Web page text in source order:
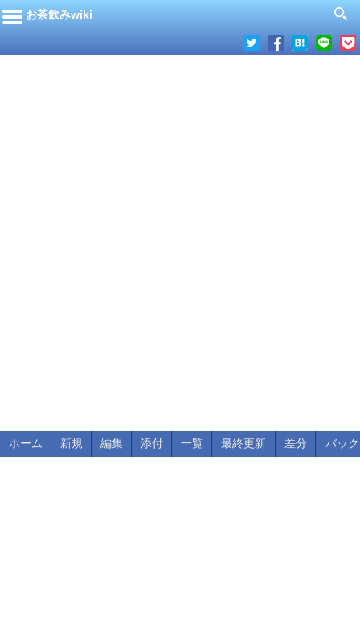
お茶飲みwiki
ホーム 新規 編集 添付 一覧 最終更新 差分 バッ